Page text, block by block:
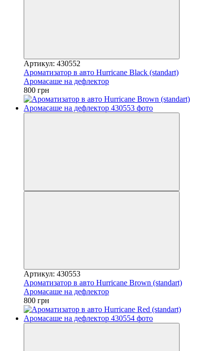
Артикул: 430552
Ароматизатор в авто Hurricane Black (standart)
Аромасаше на дефлектор
800 грн
Артикул: 430553
Ароматизатор в авто Hurricane Brown (standart)
Аромасаше на дефлектор
800 грн